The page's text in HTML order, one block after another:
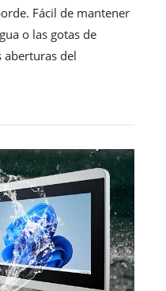
Fácil de mantener
o las gotas de
aberturas del